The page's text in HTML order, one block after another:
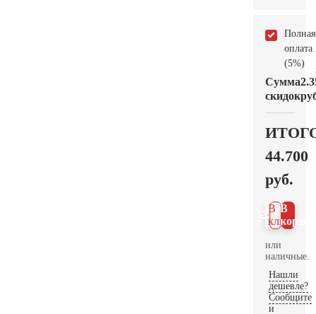
Полная
оплата
(5%)
Сумма
скидок
44.700
руб.
В
В 1
клик
или
наличные.
Нашли
дешевле?
Сообщите
и